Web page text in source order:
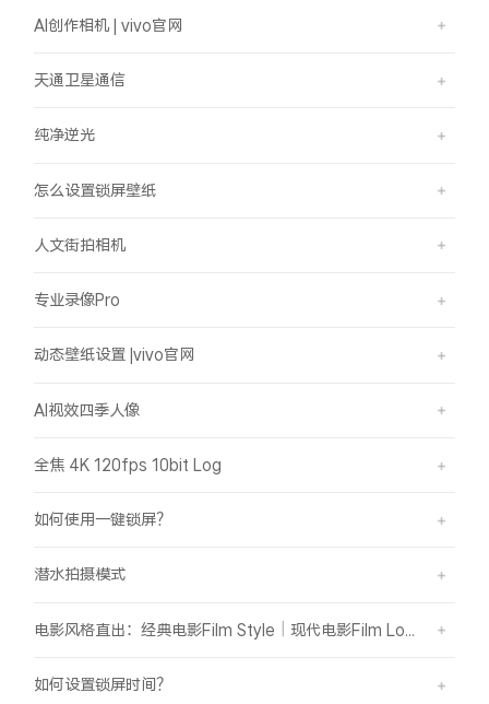
AI创作相机 | vivo官网
天通卫星通信
纯净逆光
怎么设置锁屏壁纸
人文街拍相机
专业录像Pro
动态壁纸设置 |vivo官网
AI视效四季人像
全焦 4K 120fps 10bit Log
如何使用一键锁屏？
潜水拍摄模式
如何设置锁屏时间？